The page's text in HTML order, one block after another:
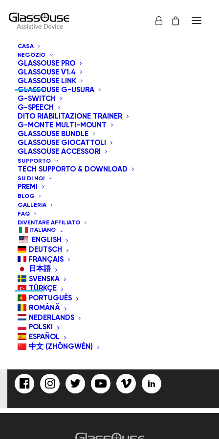
CASA
NEGOZIO
GLASSOUSE PRO
GLASSOUSE V1.4
GLASSOUSE LINK
GLASSOUSE G-USURA
G-SWITCH
G-SPEECH
DITO RIABILITAZIONE TRAINER
G-MONTE MULTI-MOUNT
GLASSOUSE BUNDLE
GLASSOUSE GIOCATTOLI
GLASSOUSE ACCESSORI
SUPPORTO
TECH SUPPORTO & DOWNLOAD
SU DI NOI
PREMI
BLOG
GALLERIA
FAQ
DIVENTARE AFFILIATO
ITALIANO
ENGLISH
DEUTSCH
FRANÇAIS
日本語
SVENSKA
TÜRKÇE
PORTUGUÊS
ROMÂNĂ
NEDERLANDS
POLSKI
ESPAÑOL
中文 (ZHŌNGWÉN)
INFORMAZIONI DI CONTATTO
8605 Santa Monica Boulevard a West
Hollywood, CA 90025 Stati Uniti.
info@glassouse.com |
(760) 284-7057
Nota:
contattarci via email a
ISCRIVERTI CON NOI/FOLLOW
US
Indirizzo
Email: